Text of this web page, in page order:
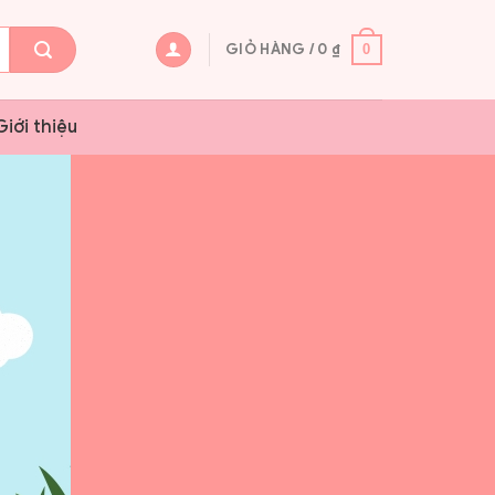
GIỎ HÀNG /0 ₫ 0
thiệu